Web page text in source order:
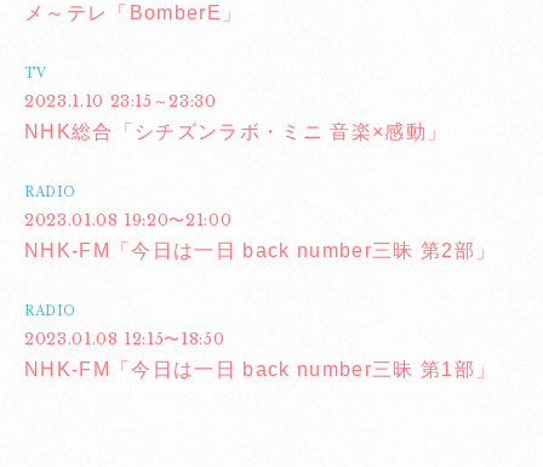
メ～テレ「BomberE」
TV
2023.1.10 23:15～23:30
NHK総合「シチズンラボ・ミニ 音楽×感動」
RADIO
2023.01.08 19:20〜21:00
NHK-FM「今日は一日 back number三昧 第2部」
RADIO
2023.01.08 12:15〜18:50
NHK-FM「今日は一日 back number三昧 第1部」